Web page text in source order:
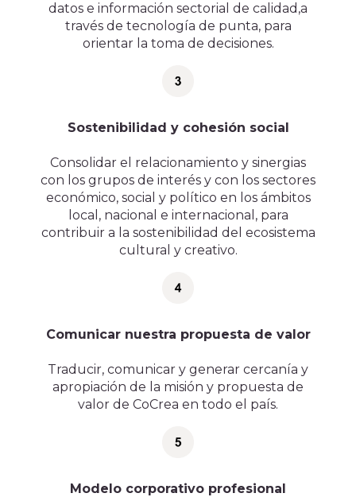
datos e información sectorial de calidad,a
través de tecnología de punta, para
orientar la toma de decisiones.
Sostenibilidad y cohesión social
Consolidar el relacionamiento y sinergias
con los grupos de interés y con los sectores
económico, social y político en los ámbitos
local, nacional e internacional, para
contribuir a la sostenibilidad del ecosistema
cultural y creativo.
Comunicar nuestra propuesta de valor
Traducir, comunicar y generar cercanía y
apropiación de la misión y propuesta de
valor de CoCrea en todo el país.
Modelo corporativo profesional